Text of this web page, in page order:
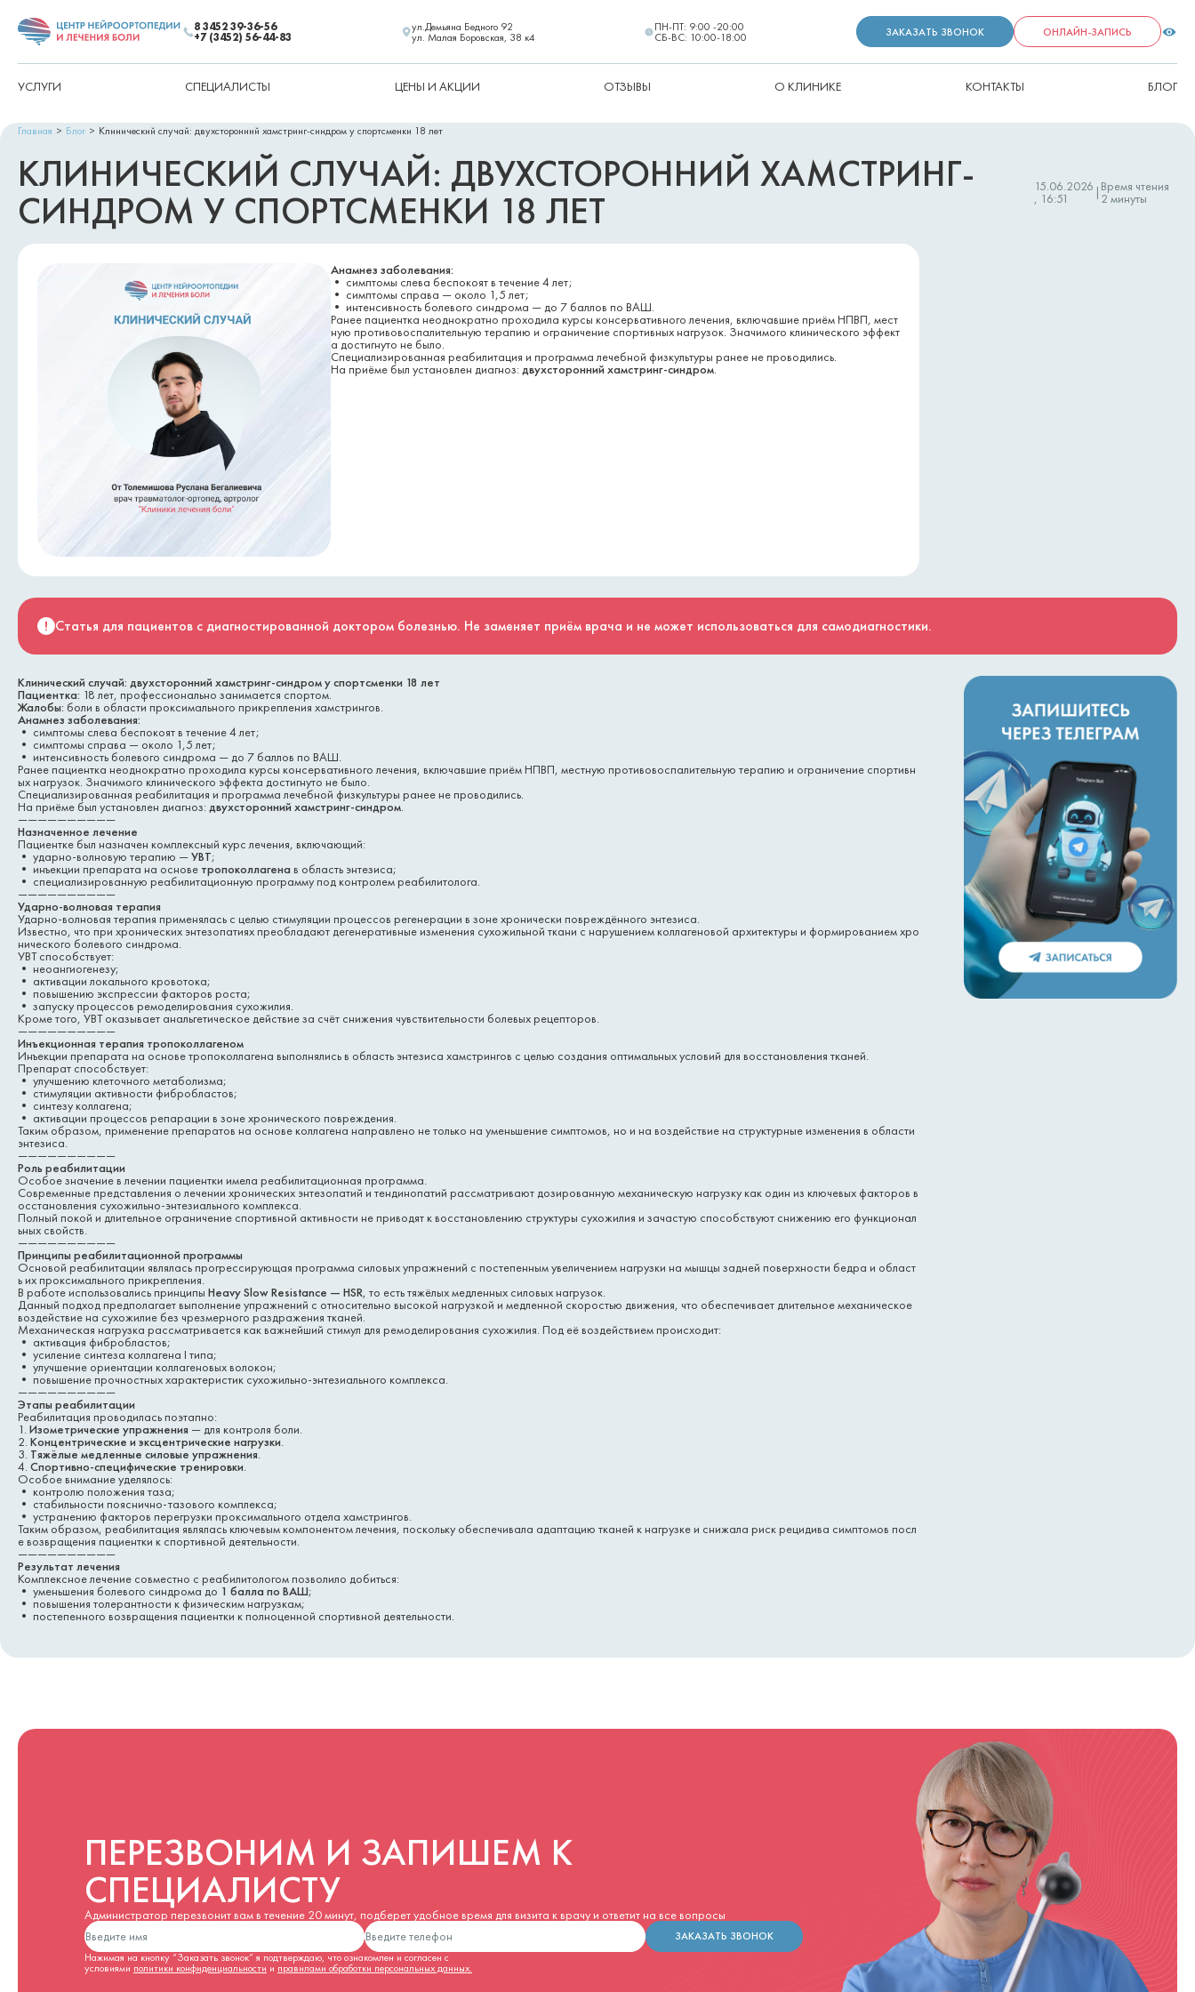
8 3452 39-36-56
+7 (3452) 56-44-83
ул.Демьяна Бедного 92
ул. Малая Боровская, 38 к4
ПН-ПТ: 9:00 -20:00
СБ-ВС: 10:00-18:00 ЗАКАЗАТЬ ЗВОНОК ОНЛАЙН-ЗАПИСЬ
УСЛУГИ СПЕЦИАЛИСТЫ ЦЕНЫ И АКЦИИ ОТЗЫВЫ О КЛИНИКЕ КОНТАКТЫ БЛОГ
Главная Блог Клинический случай: двухсторонний хамстринг-синдром у спортсменки 18 лет
КЛИНИЧЕСКИЙ СЛУЧАЙ: ДВУХСТОРОННИЙ ХАМСТРИНГ-
СИНДРОМ У СПОРТСМЕНКИ 18 ЛЕТ
15.06.2026
, 16:51 | Время чтения
2 минуты
Анамнез заболевания:
• симптомы слева беспокоят в течение 4 лет;
• симптомы справа — около 1,5 лет;
• интенсивность болевого синдрома — до 7 баллов по ВАШ.
Ранее пациентка неоднократно проходила курсы консервативного лечения, включавшие приём НПВП, мест
ную противовоспалительную терапию и ограничение спортивных нагрузок. Значимого клинического эффект
а достигнуто не было.
Специализированная реабилитация и программа лечебной физкультуры ранее не проводились.
На приёме был установлен диагноз:двухсторонний хамстринг-синдром.
Статья для пациентов с диагностированной доктором болезнью. Не заменяет приём врача и не может использоваться для самодиагностики.
Клинический случай: двухсторонний хамстринг-синдром у спортсменки 18 лет
Пациентка: 18 лет, профессионально занимается спортом.
Жалобы: боли в области проксимального прикрепления хамстрингов.
Анамнез заболевания:
• симптомы слева беспокоят в течение 4 лет;
• симптомы справа — около 1,5 лет;
• интенсивность болевого синдрома — до 7 баллов по ВАШ.
Ранее пациентка неоднократно проходила курсы консервативного лечения, включавшие приём НПВП, местную противовоспалительную терапию и ограничение спортивн
ых нагрузок. Значимого клинического эффекта достигнуто не было.
Специализированная реабилитация и программа лечебной физкультуры ранее не проводились.
На приёме был установлен диагноз: двухсторонний хамстринг-синдром.
——————————
Назначенное лечение
Пациентке был назначен комплексный курс лечения, включающий:
• ударно-волновую терапию —УВТ;
• инъекции препарата на основе тропоколлагена в область энтезиса;
• специализированную реабилитационную программу под контролем реабилитолога.
——————————
Ударно-волновая терапия
Ударно-волновая терапия применялась с целью стимуляции процессов регенерации в зоне хронически повреждённого энтезиса.
Известно, что при хронических энтезопатиях преобладают дегенеративные изменения сухожильной ткани с нарушением коллагеновой архитектуры и формированием хро
нического болевого синдрома.
УВТ способствует:
• неоангиогенезу;
• активации локального кровотока;
• повышению экспрессии факторов роста;
• запуску процессов ремоделирования сухожилия.
Кроме того, УВТ оказывает анальгетическое действие за счёт снижения чувствительности болевых рецепторов.
——————————
Инъекционная терапия тропоколлагеном
Инъекции препарата на основе тропоколлагена выполнялись в область энтезиса хамстрингов с целью создания оптимальных условий для восстановления тканей.
Препарат способствует:
• улучшению клеточного метаболизма;
• стимуляции активности фибробластов;
• синтезу коллагена;
• активации процессов репарации в зоне хронического повреждения.
Таким образом, применение препаратов на основе коллагена направлено не только на уменьшение симптомов, но и на воздействие на структурные изменения в области
энтезиса.
——————————
Роль реабилитации
Особое значение в лечении пациентки имела реабилитационная программа.
Современные представления о лечении хронических энтезопатий и тендинопатий рассматривают дозированную механическую нагрузку как один из ключевых факторов в
осстановления сухожильно-энтезиального комплекса.
Полный покой и длительное ограничение спортивной активности не приводят к восстановлению структуры сухожилия и зачастую способствуют снижению его функционал
ьных свойств.
——————————
Принципы реабилитационной программы
Основой реабилитации являлась прогрессирующая программа силовых упражнений с постепенным увеличением нагрузки на мышцы задней поверхности бедра и област
ь их проксимального прикрепления.
В работе использовались принципы Heavy Slow Resistance — HSR, то есть тяжёлых медленных силовых нагрузок.
Данный подход предполагает выполнение упражнений с относительно высокой нагрузкой и медленной скоростью движения, что обеспечивает длительное механическое
воздействие на сухожилие без чрезмерного раздражения тканей.
Механическая нагрузка рассматривается как важнейший стимул для ремоделирования сухожилия. Под её воздействием происходит:
• активация фибробластов;
• усиление синтеза коллагена I типа;
• улучшение ориентации коллагеновых волокон;
• повышение прочностных характеристик сухожильно-энтезиального комплекса.
——————————
Этапы реабилитации
Реабилитация проводилась поэтапно:
1. Изометрические упражнения — для контроля боли.
2. Концентрические и эксцентрические нагрузки.
3. Тяжёлые медленные силовые упражнения.
4. Спортивно-специфические тренировки.
Особое внимание уделялось:
• контролю положения таза;
• стабильности пояснично-тазового комплекса;
• устранению факторов перегрузки проксимального отдела хамстрингов.
Таким образом, реабилитация являлась ключевым компонентом лечения, поскольку обеспечивала адаптацию тканей к нагрузке и снижала риск рецидива симптомов посл
е возвращения пациентки к спортивной деятельности.
——————————
Результат лечения
Комплексное лечение совместно с реабилитологом позволило добиться:
• уменьшения болевого синдрома до 1 балла по ВАШ;
• повышения толерантности к физическим нагрузкам;
• постепенного возвращения пациентки к полноценной спортивной деятельности.
ПЕРЕЗВОНИМ И ЗАПИШЕМ К
СПЕЦИАЛИСТУ
Администратор перезвонит вам в течение 20 минут, подберет удобное время для визита к врачу и ответит на все вопросы
ЗАКАЗАТЬ ЗВОНОК
Нажимая на кнопку “Заказать звонок” я подтверждаю, что ознакомлен и согласен с
условиями политики конфиденциальности и правилами обработки персональных данных.